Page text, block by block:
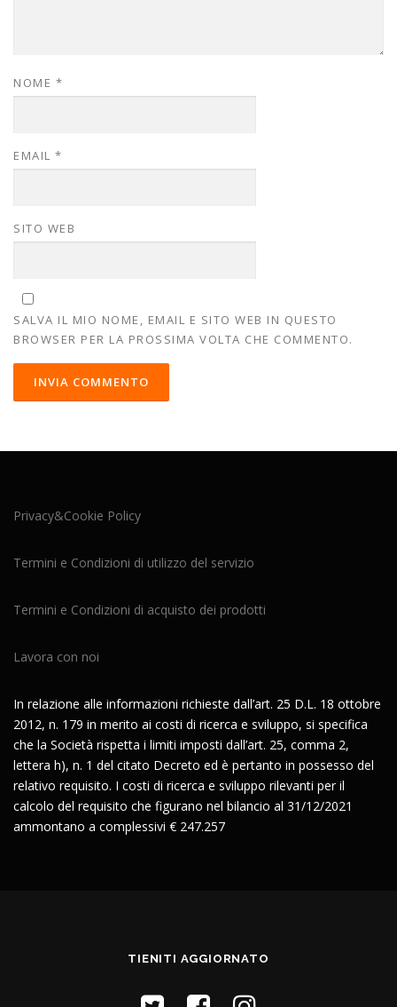
NOME *
EMAIL *
SITO WEB
SALVA IL MIO NOME, EMAIL E SITO WEB IN QUESTO
BROWSER PER LA PROSSIMA VOLTA CHE COMMENTO.
Privacy&Cookie Policy
Termini e Condizioni di utilizzo del servizio
Termini e Condizioni di acquisto dei prodotti
Lavora con noi
In relazione alle informazioni richieste dall’art. 25 D.L. 18 ottobre
2012, n. 179 in merito ai costi di ricerca e sviluppo, si specifica
che la Società rispetta i limiti imposti dall’art. 25, comma 2,
lettera h), n. 1 del citato Decreto ed è pertanto in possesso del
relativo requisito. I costi di ricerca e sviluppo rilevanti per il
calcolo del requisito che figurano nel bilancio al 31/12/2021
ammontano a complessivi € 247.257
TIENITI AGGIORNATO